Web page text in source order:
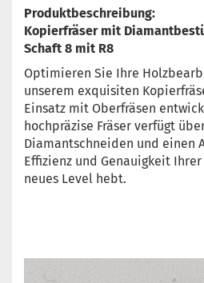
Produktbeschreibung:
Kopierfräser mit
Schaft 8 mit R8
Optimieren Sie Ihre
unserem exquisiten
Einsatz mit Oberfräsen
hochpräzise Fräser verfügt
Diamantschneiden und einen
Effizienz und Genauigkeit
neues Level hebt.